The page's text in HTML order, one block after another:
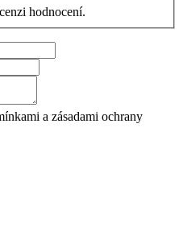
hodnocení.
a zásadami ochrany